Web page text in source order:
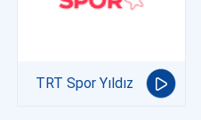
TRT Spor Yıldız